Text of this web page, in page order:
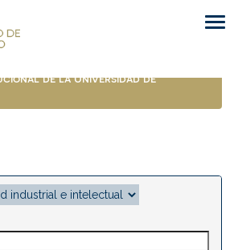
de la Universidad de